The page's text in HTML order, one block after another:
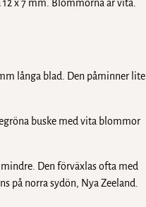
x 7 mm. Blommorna är vita.
långa blad. Den påminner lite
buske med vita blommor
Den förväxlas ofta med
på norra sydön, Nya Zeeland.